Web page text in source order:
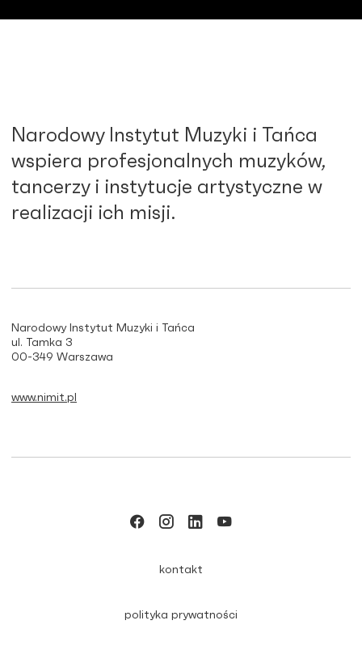
Narodowy Instytut Muzyki i Tańca
wspiera profesjonalnych muzyków,
tancerzy i instytucje artystyczne w
realizacji ich misji.
Narodowy Instytut Muzyki i Tańca
ul. Tamka 3
00-349 Warszawa
www.nimit.pl
kontakt
polityka prywatności